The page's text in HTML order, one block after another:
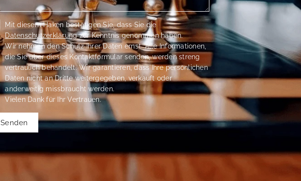
Mit diesem Haken bestätigen Sie, dass Sie die
Datenschutzerklärungzur Kenntnis genommen haben.
Wir nehmen den Schutz Ihrer Daten ernst. Alle Informationen,
die Sie über dieses Kontaktformular senden, werden streng
vertraulich behandelt. Wir garantieren, dass Ihre persönlichen
Daten nicht an Dritte weitergegeben, verkauft oder
anderweitig missbraucht werden.
Vielen Dank für Ihr Vertrauen.
Senden